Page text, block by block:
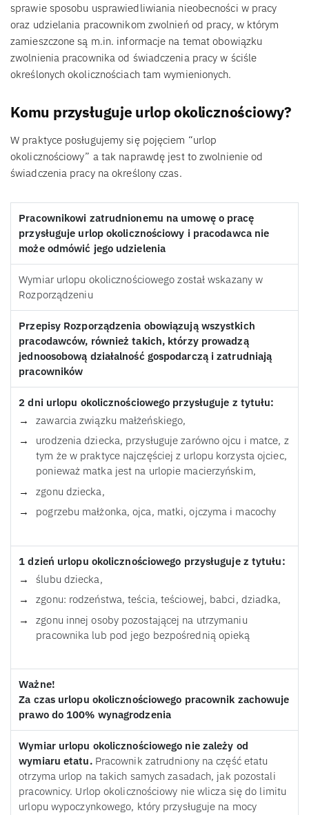
sprawie sposobu usprawiedliwiania nieobecności w pracy
oraz udzielania pracownikom zwolnień od pracy, w którym
zamieszczone są m.in. informacje na temat obowiązku
zwolnienia pracownika od świadczenia pracy w ściśle
określonych okolicznościach tam wymienionych.
Komu przysługuje urlop okolicznościowy?
W praktyce posługujemy się pojęciem “urlop
okolicznościowy” a tak naprawdę jest to zwolnienie od
świadczenia pracy na określony czas.
Pracownikowi zatrudnionemu na umowę o pracę
przysługuje urlop okolicznościowy i pracodawca nie
może odmówić jego udzielenia
Wymiar urlopu okolicznościowego został wskazany w
Rozporządzeniu
Przepisy Rozporządzenia obowiązują wszystkich
pracodawców, również takich, którzy prowadzą
jednoosobową działalność gospodarczą i zatrudniają
pracowników
2 dni urlopu okolicznościowego przysługuje z tytułu:
zawarcia związku małżeńskiego,
urodzenia dziecka, przysługuje zarówno ojcu i matce, z
tym że w praktyce najczęściej z urlopu korzysta ojciec,
ponieważ matka jest na urlopie macierzyńskim,
zgonu dziecka,
pogrzebu małżonka, ojca, matki, ojczyma i macochy
1 dzień urlopu okolicznościowego przysługuje z tytułu:
ślubu dziecka,
zgonu: rodzeństwa, teścia, teściowej, babci, dziadka,
zgonu innej osoby pozostającej na utrzymaniu
pracownika lub pod jego bezpośrednią opieką
Ważne!
Za czas urlopu okolicznościowego pracownik zachowuje
prawo do 100% wynagrodzenia
Wymiar urlopu okolicznościowego nie zależy od
wymiaru etatu. Pracownik zatrudniony na część etatu
otrzyma urlop na takich samych zasadach, jak pozostali
pracownicy. Urlop okolicznościowy nie wlicza się do limitu
urlopu wypoczynkowego, który przysługuje na mocy